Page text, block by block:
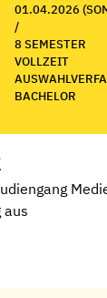
01.04.2026
/
8 SEMESTER
VOLLZEIT
BACHELOR
aus